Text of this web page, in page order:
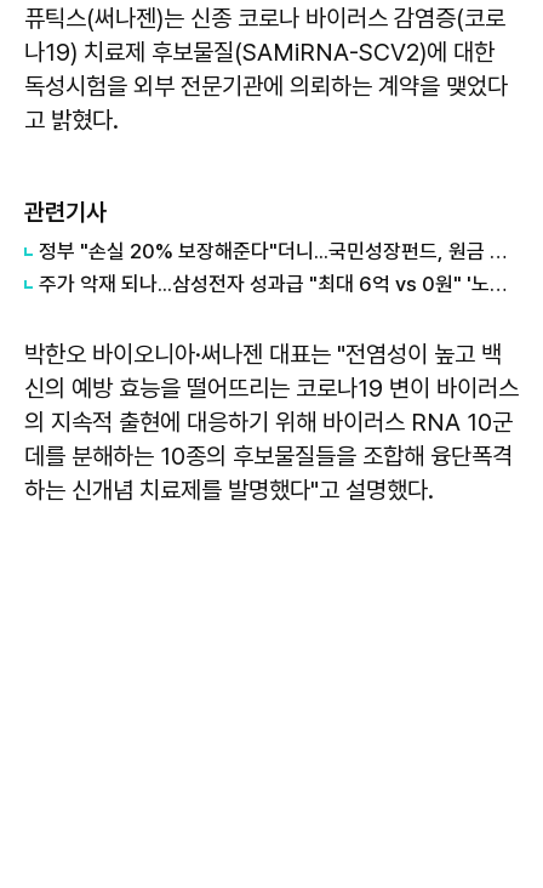
퓨틱스(써나젠)는 신종 코로나 바이러스 감염증(코로
나19) 치료제 후보물질(SAMiRNA-SCV2)에 대한
독성시험을 외부 전문기관에 의뢰하는 계약을 맺었다
고 밝혔다.
관련기사
정부 "손실 20% 보장해준다"더니...국민성장펀드, 원금 손실 시작됐다
주가 악재 되나...삼성전자 성과급 "최대 6억 vs 0원" '노노갈등' 터진 이유
박한오 바이오니아·써나젠 대표는 "전염성이 높고 백
신의 예방 효능을 떨어뜨리는 코로나19 변이 바이러스
의 지속적 출현에 대응하기 위해 바이러스 RNA 10군
데를 분해하는 10종의 후보물질들을 조합해 융단폭격
하는 신개념 치료제를 발명했다"고 설명했다.